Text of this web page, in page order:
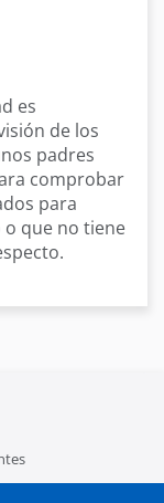
es
de los
padres
comprobar
para
o que no tiene